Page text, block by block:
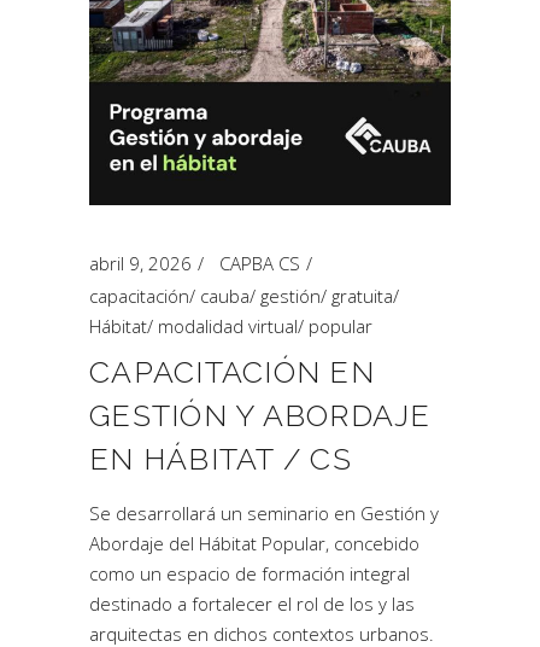
abril 9, 2026
CAPBA CS
capacitación/ cauba/ gestión/ gratuita/
Hábitat/ modalidad virtual/ popular
CAPACITACIÓN EN
GESTIÓN Y ABORDAJE
EN HÁBITAT / CS
Se desarrollará un seminario en Gestión y
Abordaje del Hábitat Popular, concebido
como un espacio de formación integral
destinado a fortalecer el rol de los y las
arquitectas en dichos contextos urbanos.